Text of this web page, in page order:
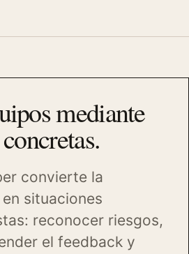
mediante
convierte la
situaciones
reconocer riesgos,
el feedback y